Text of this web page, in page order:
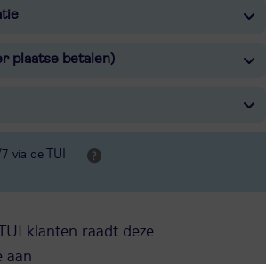
plaatse betalen)
via de TUI
klanten raadt deze
aan